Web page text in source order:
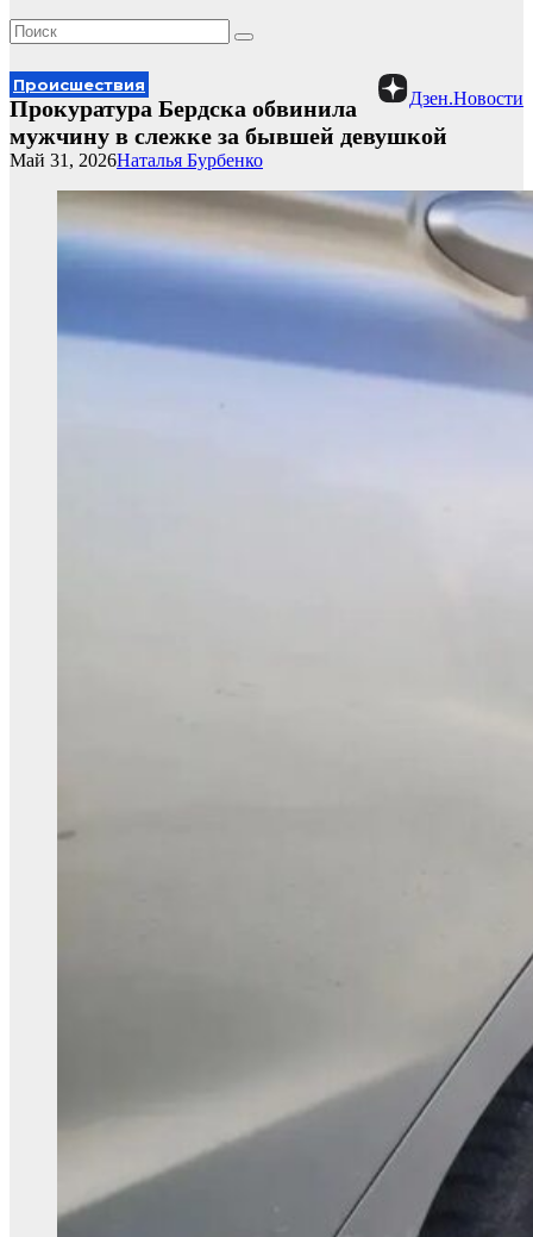
Дзен.Новости
Происшествия
Прокуратура Бердска обвинила
мужчину в слежке за бывшей девушкой
Наталья Бурбенко
Май 31, 2026